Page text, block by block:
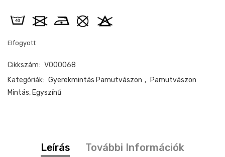
Elfogyott
Cikkszám: V000068
Kategóriák: Gyerekmintás Pamutvászon , Pamutvászon
Mintás, Egyszínű
Leírás
További Információk